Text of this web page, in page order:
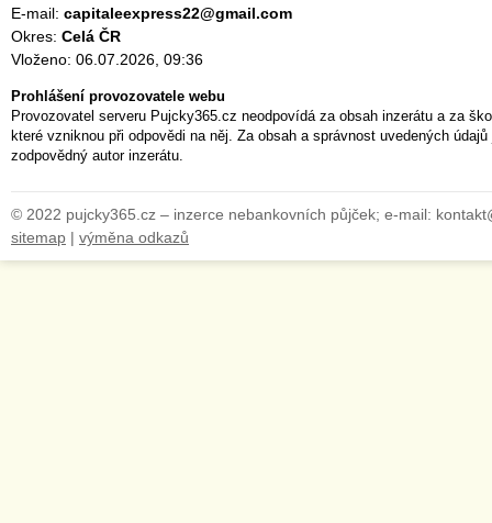
E-mail: capitaleexpress22@gmail.com
Okres: Celá ČR
Vloženo: 06.07.2026, 09:36
Prohlášení provozovatele webu
Provozovatel serveru Pujcky365.cz neodpovídá za obsah inzerátu a za
které vzniknou při odpovědi na něj. Za obsah a správnost uvedených
zodpovědný autor inzerátu.
© 2022 pujcky365.cz – inzerce nebankovních půjček; e-mail:
sitemap | výměna odkazů